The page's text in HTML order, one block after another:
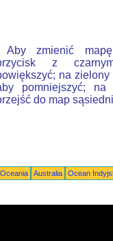
Aby zmienić
z
na
pomniejszyć; na
do map
Oceania Australia Ocean